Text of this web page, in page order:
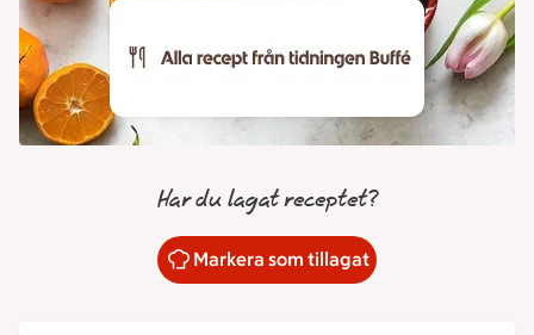
Har du lagat receptet?
Markera som tillagat